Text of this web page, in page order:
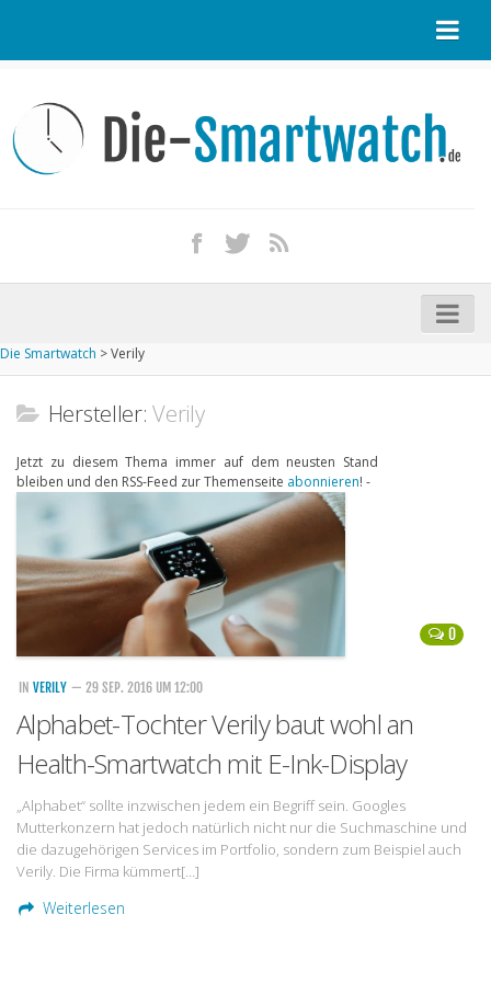
Kontakt / Tipp geben
Impressum
iPhone kaufen
Startseite
Aktuelle Smartwatches im Test
Marken und Modelle
Handytarife
BASE
Smartphonetarife
Datentarife
o2
Smartphonetarife
Prepaid-Tarife
Flatrate-Prepaidtarife
Mobilfunk-Vergleichsrechner
Mobilfunk-Tarifrechner
Die Smartwatch >Verily
Hersteller:Verily
Jetzt zu diesem Thema immer auf dem neusten Stand
bleiben und den RSS-Feed zur Themenseite abonnieren! -
0
IN VERILY — 29 SEP. 2016 UM 12:00
Alphabet-Tochter Verily baut wohl an
Health-Smartwatch mit E-Ink-Display
„Alphabet“ sollte inzwischen jedem ein Begriff sein. Googles
Mutterkonzern hat jedoch natürlich nicht nur die Suchmaschine und
die dazugehörigen Services im Portfolio, sondern zum Beispiel auch
Verily. Die Firma kümmert[…]
Weiterlesen